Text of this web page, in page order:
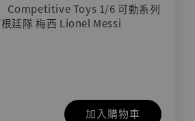
Competitive Toys 1/6 可動系列
廷隊 梅西 Lionel Messi
加入購物車